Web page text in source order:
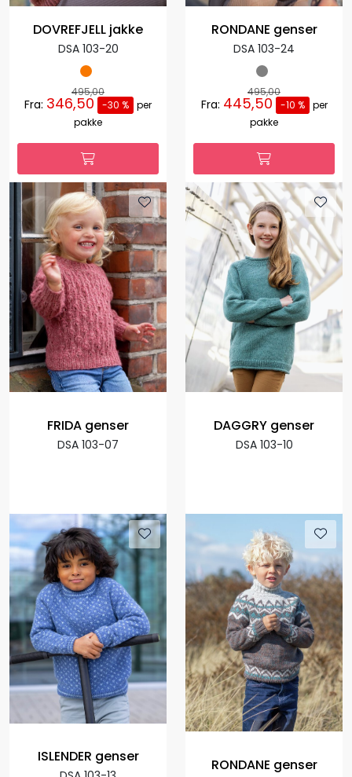
DOVREFJELL jakke
DSA 103-20
495,00
Fra: 346,50 -30 % per
pakke
RONDANE genser
DSA 103-24
495,00
Fra: 445,50 -10 %
per
pakke
FRIDA genser
DSA 103-07
DAGGRY genser
DSA 103-10
ISLENDER genser RONDANE genser